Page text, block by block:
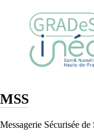
MSS
Messagerie Sécurisée de